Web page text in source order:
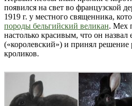
появился на свет во французской
1919 г. у местного священника,
породы бельгийский великан. Мех
настолько красивым, что он назвал
(«королевский») и принял решение
кроликов.